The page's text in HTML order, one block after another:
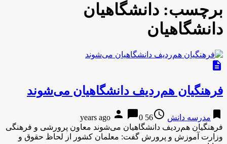
برچسب: دانشگاهیان
دانشگاهیان
description
فرهنگیان هم‌ردیف دانشگاهیان می‌شوند
bookmark مدرسه دانش access_time
56 years ago
person chat_bubble0
فرهنگیان هم‌ردیف دانشگاهیان می‌شوند معاون پرورشی و فرهنگی
وزارت آموزش و پرورش گفت: معلمان کشور از لحاظ حقوق و